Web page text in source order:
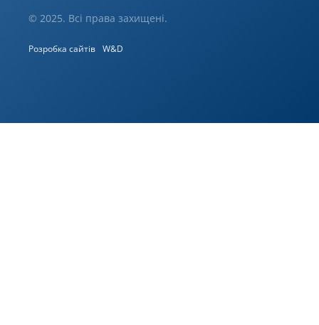
© 2025. Всі права захищені.
Розробка сайтів W&D